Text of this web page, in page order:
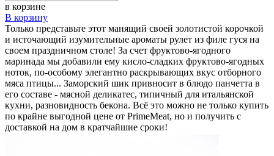
в корзине
В корзину
Только представьте этот манящий своей золотистой корочкой
и источающий изумительные ароматы рулет из филе гуся на
своем праздничном столе! За счет фруктово-ягодного
маринада мы добавили ему кисло-сладких фруктово-ягодных
ноток, по-особому элегантно раскрывающих вкус отборного
мяса птицы... Заморский шик привносит в блюдо панчетта в
его составе - мясной деликатес, типичный для итальянской
кухни, разновидность бекона. Всё это можно не только купить
по крайне выгодной цене от PrimeMeat, но и получить с
доставкой на дом в кратчайшие сроки!